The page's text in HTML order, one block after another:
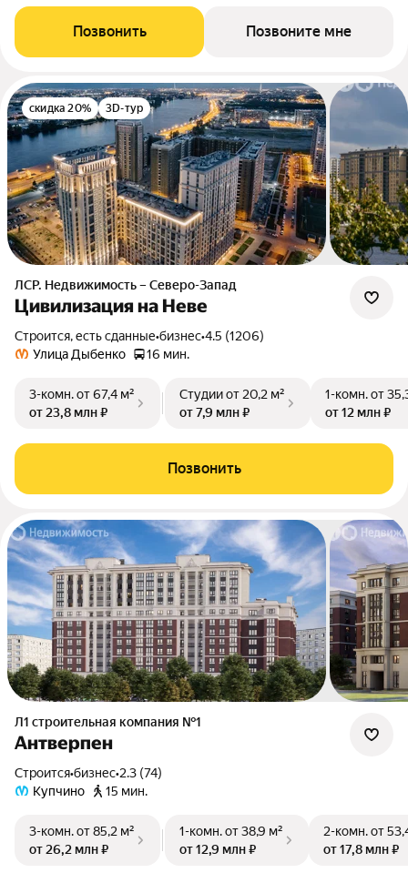
Позвонить Позвоните мне
скидка 20% 3D-тур
ЛСР. Недвижимость – Северо-Запад
Цивилизация на Неве
Строится, есть сданные•бизнес•4.5 (1206)
Улица Дыбенко
16 мин.
3-комн.от 67,4 м²
от 23,8 млн ₽
Студииот 20,2 м²
от 7,9 млн ₽
1-комн.от
от 12 млн ₽
Позвонить
Л1 cтроительная компания №1
Антверпен
Строится•бизнес•2.3 (74)
Купчино
15 мин.
3-комн.от 85,2 м²
от 26,2 млн ₽
1-комн.от 38,9 м²
от 12,9 млн ₽
2-комн.от
от 17,8 млн ₽